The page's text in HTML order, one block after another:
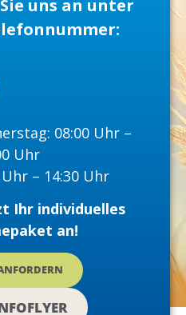
uns an unter
08:00 Uhr –
Uhr
– 14:30 Uhr
Ihr individuelles
an!